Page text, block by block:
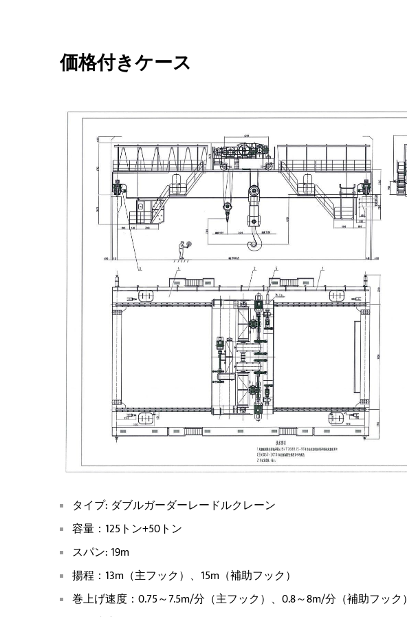
価格付きケース
タイプ: ダブルガーダーレードルクレーン
容量：125トン+50トン
スパン: 19m
揚程：13m（主フック）、15m（補助フック）
巻上げ速度：0.75～7.5m/分（主フック）、0.8～8m/分（補助フック）